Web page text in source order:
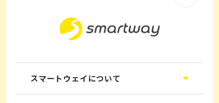
スマートウェイについて